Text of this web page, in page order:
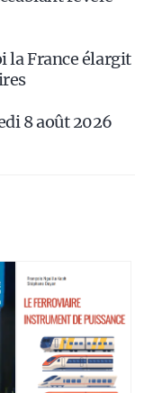
la France élargit
8 août 2026